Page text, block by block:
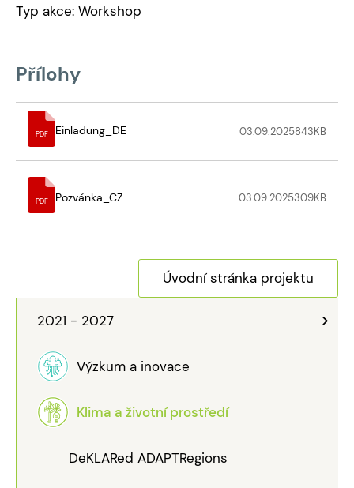
2021 - 2027
Výzkum a inovace
Klima a životní prostředí
DeKLARed ADAPTRegions
Typ akce: Workshop
Přílohy
PDF Einladung_DE 03.09.2025843KB
PDF Pozvánka_CZ 03.09.2025309KB
Úvodní stránka projektu